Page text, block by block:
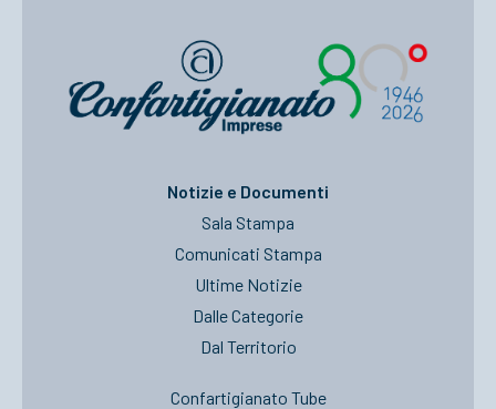
Notizie e Documenti
Sala Stampa
Comunicati Stampa
Ultime Notizie
Dalle Categorie
Dal Territorio
Confartigianato Tube